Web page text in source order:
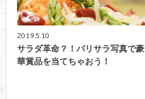
2019.5.10
サラダ革命？！パリサラ写真で豪
華賞品を当てちゃおう！